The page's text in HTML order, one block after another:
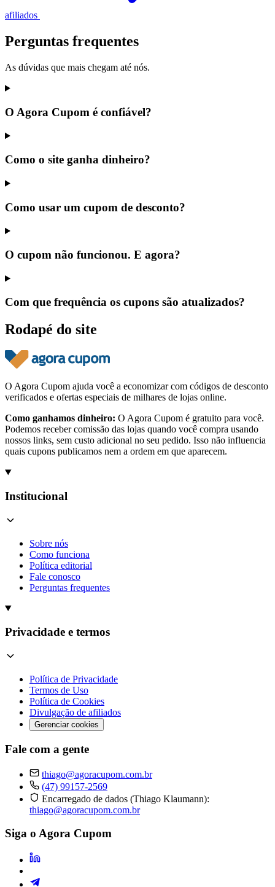
afiliados
Perguntas frequentes
As dúvidas que mais chegam até nós.
O Agora Cupom é confiável?
Como o site ganha dinheiro?
Como usar um cupom de desconto?
O cupom não funcionou. E agora?
Com que frequência os cupons são atualizados?
Rodapé do site
O Agora Cupom ajuda você a economizar com códigos de desconto
verificados e ofertas especiais de milhares de lojas online.
Como ganhamos dinheiro: O Agora Cupom é gratuito para você.
Podemos receber comissão das lojas quando você compra usando
nossos links, sem custo adicional no seu pedido. Isso não influencia
quais cupons publicamos nem a ordem em que aparecem.
Institucional
Sobre nós
Como funciona
Política editorial
Fale conosco
Perguntas frequentes
Privacidade e termos
Política de Privacidade
Termos de Uso
Política de Cookies
Divulgação de afiliados
Gerenciar cookies
Fale com a gente
thiago@agoracupom.com.br
(47) 99157-2569
Encarregado de dados (Thiago Klaumann):
thiago@agoracupom.com.br
Siga o Agora Cupom